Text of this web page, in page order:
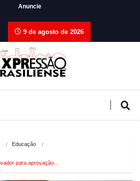
Anuncie
9 de agosto de 2026
Educação
para aprovação…